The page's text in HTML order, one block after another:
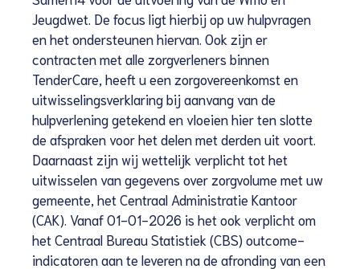
Jeugdwet. De focus ligt hierbij op uw hulpvragen
en het ondersteunen hiervan. Ook zijn er
contracten met alle zorgverleners binnen
TenderCare, heeft u een zorgovereenkomst en
uitwisselingsverklaring bij aanvang van de
hulpverlening getekend en vloeien hier ten slotte
de afspraken voor het delen met derden uit voort.
Daarnaast zijn wij wettelijk verplicht tot het
uitwisselen van gegevens over zorgvolume met uw
gemeente, het Centraal Administratie Kantoor
(CAK). Vanaf 01-01-2026 is het ook verplicht om
het Centraal Bureau Statistiek (CBS) outcome-
indicatoren aan te leveren na de afronding van een